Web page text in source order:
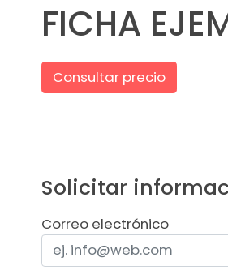
FICHA
Consultar precio
Solicitar
Correo electrónico